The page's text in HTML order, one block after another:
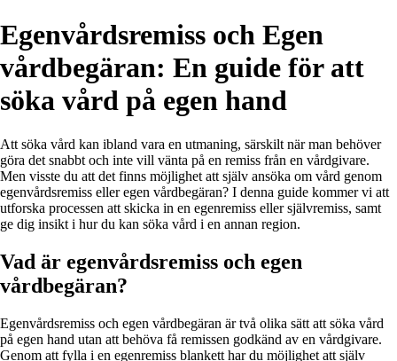
Egenvårdsremiss och Egen
vårdbegäran: En guide för att
söka vård på egen hand
Att söka vård kan ibland vara en utmaning, särskilt när man behöver
göra det snabbt och inte vill vänta på en remiss från en vårdgivare.
Men visste du att det finns möjlighet att själv ansöka om vård genom
egenvårdsremiss eller egen vårdbegäran? I denna guide kommer vi att
utforska processen att skicka in en egenremiss eller självremiss, samt
ge dig insikt i hur du kan söka vård i en annan region.
Vad är egenvårdsremiss och egen
vårdbegäran?
Egenvårdsremiss och egen vårdbegäran är två olika sätt att söka vård
på egen hand utan att behöva få remissen godkänd av en vårdgivare.
Genom att fylla i en egenremiss blankett har du möjlighet att själv